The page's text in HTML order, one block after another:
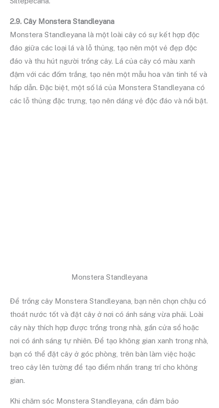
2.9. Cây Monstera Standleyana
Monstera Standleyana là một loài cây có sự kết hợp độc
đáo giữa các loại lá và lỗ thủng, tạo nên một vẻ đẹp độc
đáo và thu hút người trồng cây. Lá của cây có màu xanh
đậm với các đốm trắng, tạo nên một mẫu hoa văn tinh tế và
hấp dẫn. Đặc biệt, một số lá của Monstera Standleyana có
các lỗ thủng đặc trưng, tạo nên dáng vẻ độc đáo và nổi bật.
Monstera Standleyana
Để trồng cây Monstera Standleyana, bạn nên chọn chậu có
thoát nước tốt và đặt cây ở nơi có ánh sáng vừa phải. Loài
cây này thích hợp được trồng trong nhà, gần cửa sổ hoặc
nơi có ánh sáng tự nhiên. Để tạo không gian xanh trong nhà,
bạn có thể đặt cây ở góc phòng, trên bàn làm việc hoặc
treo cây lên tường để tạo điểm nhấn trang trí cho không
gian.
Khi chăm sóc Monstera Standleyana, cần đảm bảo